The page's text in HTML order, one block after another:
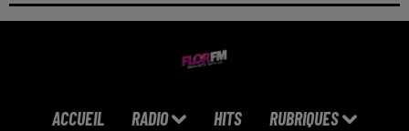
ACCUEIL RADIO HITS RUBRIQUES